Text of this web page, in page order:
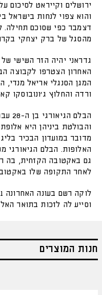
ירושלים וקייראט לסיכום
והוא צפוי לנחות בישראל
דצמבר כפי שסוכם תחילה.
מהסגל של ברק יצחקי
גדראני יהיה הזר השישי
האחרון הצטרפו לקבוצה
המגן הסנגלי אריאל מנדי,
ורדה והחלוץ ג'ונובוסקו
והבולטת ביניהן היא
מדובר במועדון הבכיר
האלופות. הבלם הגיאורגי
לאחר התקופה שלו
וסייע לה לזכות בתואר האליפות
חנות המוצרים